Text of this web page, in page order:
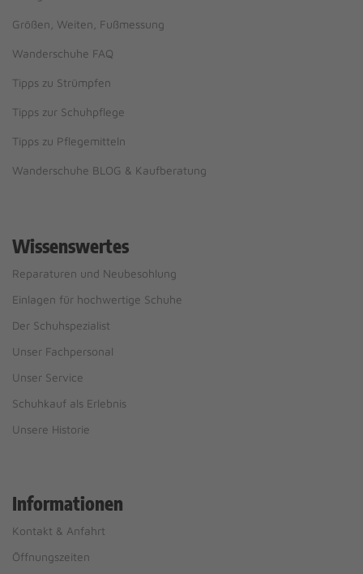
Größen, Weiten, Fußmessung
Wanderschuhe FAQ
Tipps zu Strümpfen
Tipps zur Schuhpflege
Tipps zu Pflegemitteln
Wanderschuhe BLOG & Kaufberatung
Wissenswertes
Reparaturen und Neubesohlung
Einlagen für hochwertige Schuhe
Der Schuhspezialist
Unser Fachpersonal
Unser Service
Schuhkauf als Erlebnis
Unsere Historie
Informationen
Kontakt & Anfahrt
Öffnungszeiten